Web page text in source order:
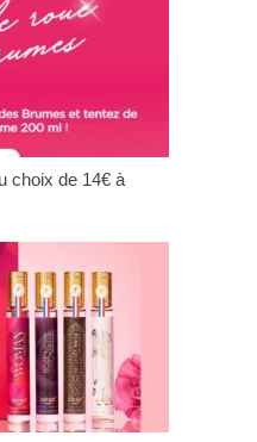
choix de 14€ à